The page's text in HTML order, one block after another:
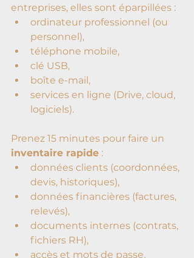
entreprises, elles sont éparpillées :
ordinateur professionnel (ou
personnel),
téléphone mobile,
clé USB,
boîte e-mail,
services en ligne (Drive, cloud,
logiciels).
Prenez 15 minutes pour faire un
inventaire rapide :
données clients (coordonnées,
devis, historiques),
données financières (factures,
relevés),
documents internes (contrats,
fichiers RH),
accès et mots de passe.